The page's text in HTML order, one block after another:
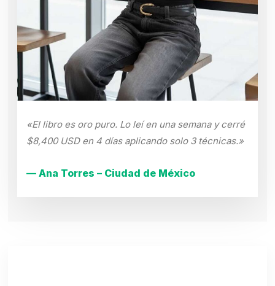
«El libro es oro puro. Lo leí en una semana y cerré
$8,400 USD en 4 días aplicando solo 3 técnicas.»
— Ana Torres – Ciudad de México